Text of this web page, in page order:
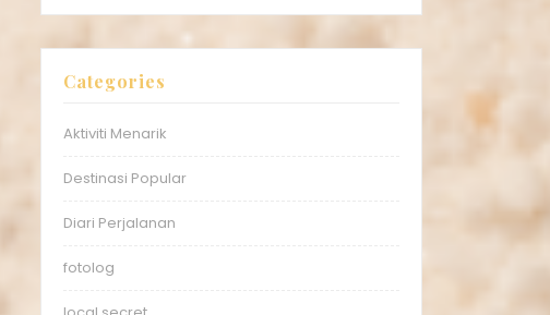
Categories
Aktiviti Menarik
Destinasi Popular
Diari Perjalanan
fotolog